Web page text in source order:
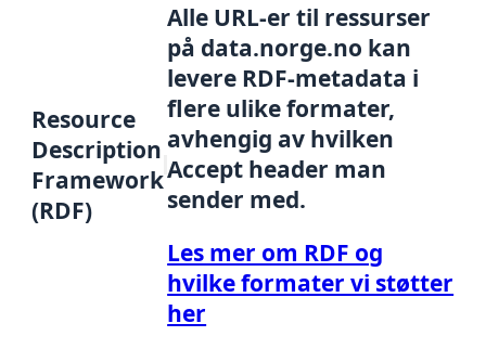
Resource
Description
Framework
(RDF)
Alle URL-er til ressurser
på data.norge.no kan
levere RDF-metadata i
flere ulike formater,
avhengig av hvilken
Accept header man
sender med.
Les mer om RDF og
hvilke formater vi støtter
her